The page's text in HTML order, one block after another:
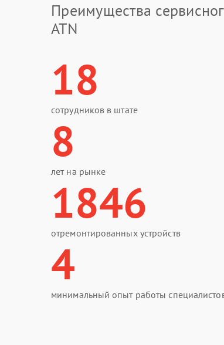
Преимущества
ATN
18
сотрудников в штате
8
лет на рынке
1846
отремонтированных устройств
4
минимальный опыт работы